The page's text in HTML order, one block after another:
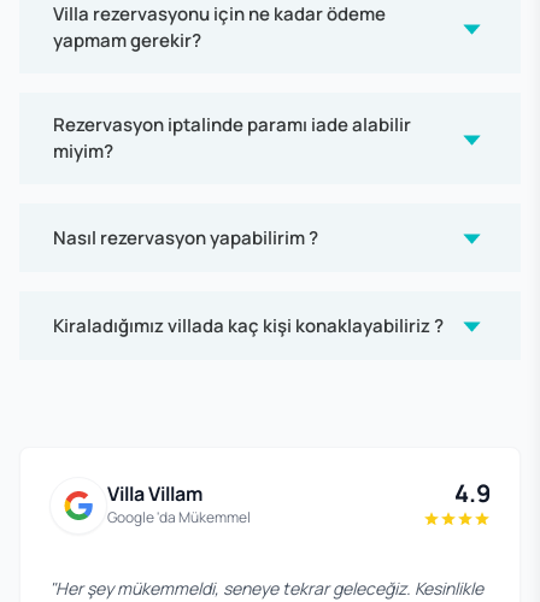
Villa rezervasyonu için ne kadar ödeme
yapmam gerekir?
Rezervasyon iptalinde paramı iade alabilir
miyim?
Nasıl rezervasyon yapabilirim ?
Kiraladığımız villada kaç kişi konaklayabiliriz ?
Villa Villam
Google 'da Mükemmel
4.9
"Her şey mükemmeldi, seneye tekrar geleceğiz. Kesinlikle